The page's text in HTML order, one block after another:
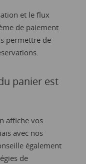
et le flux
de paiement
permettre de
panier est
affiche vos
avec nos
également
de